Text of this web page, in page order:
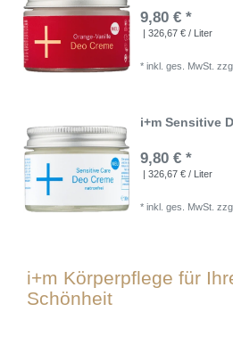
9,80 € *
| 326,67 € / Liter
*inkl. ges. MwSt.
i+m Sensitive
9,80 € *
| 326,67 € / Liter
*inkl. ges. MwSt.
i+m Körperpflege für
Schönheit